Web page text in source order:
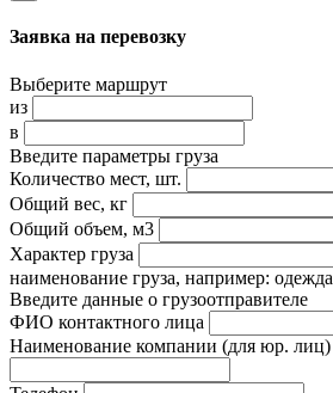
Заявка на перевозку
Выберите маршрут
из
в
Введите параметры груза
Количество мест, шт.
Общий вес, кг
Общий объем, м3
Характер груза
наименование груза, например: одежда
Введите данные о грузоотправителе
ФИО контактного лица
Наименование компании (для юр. лиц)